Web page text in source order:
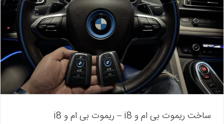
ساخت ریموت بی ام و i8 – ریموت بی ام و i8